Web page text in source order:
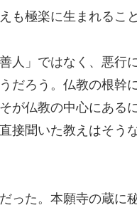
も極楽に生まれるこ
人」ではなく、悪行
だろう。仏教の根幹
が仏教の中心にある
聞いた教えはそうな
った。本願寺の蔵に